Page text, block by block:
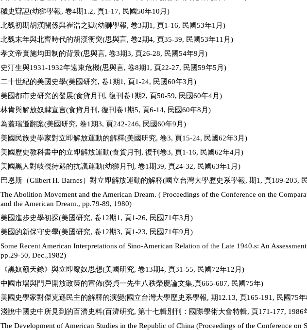
穢史辯誣(幼獅學報, 卷4期1.2, 頁1-17, 民國50年10月)
北魏初期胡漢關係與崔浩之獄(幼獅學報, 卷3期1, 頁1-16, 民國53年1月)
北魏末年與北齊時代的胡漢衝突(思與言, 卷2期4, 頁35-39, 民國53年11月)
孝文帝實施均田制的背景(思與言, 卷3期3, 頁26-28, 民國54年9月)
史汀生與1931-1932年遠東危機(思與言, 卷8期1, 頁22-27, 民國59年5月)
二十世紀的美國史學(美國研究, 卷1期1, 頁1-24, 民國60年3月)
美國都市史研究的發展(食貨月刊, 復刊卷1期2, 頁50-59, 民國60年4月)
林肯與解放奴隸宣言(食貨月刊, 復刊卷1期5, 頁6-14, 民國60年8月)
為蓋瑞遜翻案(美國研究, 卷1期3, 頁242-246, 民國60年9月)
美國民族史學家對立即解放運動的解釋(美國研究, 卷3, 頁15-24, 民國62年3月)
美國歷史教科書中的立即解放運動(食貨月刊, 復刊卷3, 頁1-16, 民國62年4月)
美國黑人對歧視待遇的抗議運動(幼獅月刊, 卷1期39, 頁24-32, 民國63年1月)
巴恩斯（Gilbert H. Barnes）對立即解放運動的解釋(國立台灣大學歷史系學報, 期1, 頁189-203,
The Abolition Movement and the American Dream. ( Proceedings of the Conference on the
and the American Dream., pp.79-89, 1980)
美國進步史學初探(美國研究, 卷12期1, 頁1-26, 民國71年3月)
美國的新保守史學(美國研究, 卷12期3, 頁1-23, 民國71年9月)
Some Recent American Interpretations of Sino-American Relation of the Late 1940.s: An
pp.29-50, Dec.,1982)
《黑奴籲天錄》與立即廢奴思想(美國研究, 卷13期4, 頁31-55, 民國72年12月)
中國市場與門戶開放政策的宣佈(勞貞一先生八秩榮慶論文集,頁665-687, 民國75年)
美國史學家對傑克遜民主的解釋的演變(國立台灣大學歷史系學報, 期12.13, 頁165-191, 民國75
淺說中國史中所見到的百濟史料(百濟研究, 第十七輯別刊：國際學術大會特輯, 頁171-177, 1986
The Development of American Studies in the Republic of China (Proceedings of the Conference on